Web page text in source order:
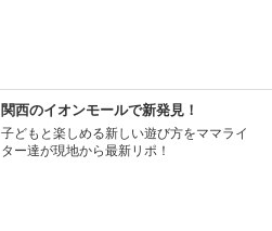
関西のイオンモールで新発見！
子どもと楽しめる新しい遊び方をママライ
ター達が現地から最新リポ！